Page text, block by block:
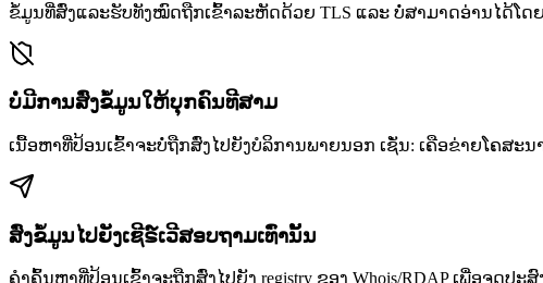
ຂໍ້ມູນທີ່ສົ່ງແລະຮັບທັງໝົດຖືກເຂົ້າລະຫັດດ້ວຍ TLS ແລະ ບໍ່ສາມາດອ່ານໄດ້ໂດ
ບໍ່ມີການສົ່ງຂໍ້ມູນໃຫ້ບຸກຄົນທີສາມ
ເນື້ອຫາທີ່ປ້ອນເຂົ້າຈະບໍ່ຖືກສົ່ງໄປຍັງບໍລິການພາຍນອກ ເຊັ່ນ: ເຄືອຂ່າຍໂຄສະ
ສົ່ງຂໍ້ມູນໄປຍັງເຊີຣ໌ເວີສອບຖາມເທົ່ານັ້ນ
ຄຳຄົ້ນຫາທີ່ປ້ອນເຂົ້າຈະຖືກສົ່ງໄປຍັງ registry ຂອງ Whois/RDAP ເພື່ອຈຸດປະ